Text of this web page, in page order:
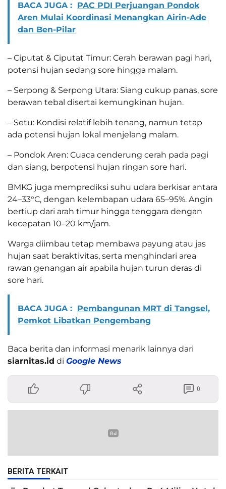
BACA JUGA : PAC PDI Perjuangan Pondok
Aren Mulai Koordinasi Menangkan Airin-Ade
dan Ben-Pilar
– Ciputat & Ciputat Timur: Cerah berawan pagi hari,
potensi hujan sedang sore hingga malam.
– Serpong & Serpong Utara: Siang cukup panas, sore
berawan tebal disertai kemungkinan hujan.
– Setu: Kondisi relatif lebih tenang, namun tetap
ada potensi hujan lokal menjelang malam.
– Pondok Aren: Cuaca cenderung cerah pada pagi
dan siang, berpotensi hujan ringan sore hari.
BMKG juga memprediksi suhu udara berkisar antara
24–33°C, dengan kelembapan udara 65–95%. Angin
bertiup dari arah timur hingga tenggara dengan
kecepatan 10–20 km/jam.
Warga diimbau tetap membawa payung atau jas
hujan saat beraktivitas, serta menghindari area
rawan genangan air apabila hujan turun deras di
sore hari.
BACA JUGA : Pembangunan MRT di Tangsel,
Pemkot Libatkan Pengembang
Baca berita dan informasi menarik lainnya dari
siarnitas.id di Google News
0
BERITA TERKAIT